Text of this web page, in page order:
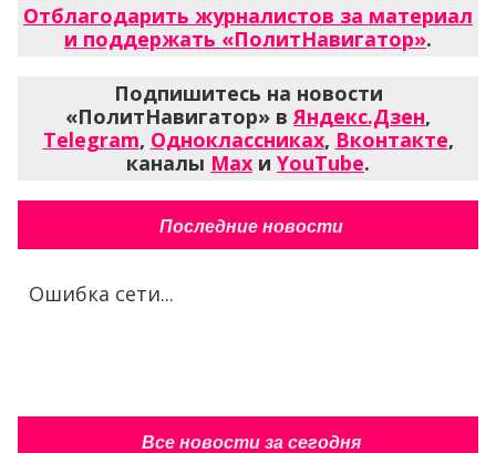
Отблагодарить журналистов за материал
и поддержать «ПолитНавигатор».
Подпишитесь на новости
«ПолитНавигатор» в Яндекс.Дзен,
Telegram, Одноклассниках, Вконтакте,
каналы Max и YouTube.
Последние новости
Ошибка сети...
Все новости за сегодня